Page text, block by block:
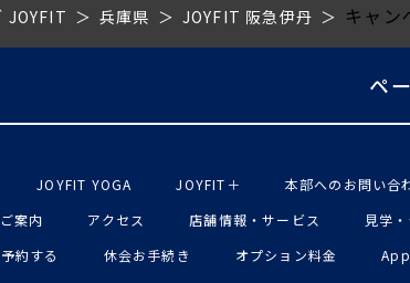
JOYFIT 兵庫県 JOYFIT 阪急伊丹 キャン
ペ
JOYFIT YOGA JOYFIT＋ 本部へのお問い合
案内 アクセス 店舗情報・サービス 見学
予約する 休会お手続き オプション料金